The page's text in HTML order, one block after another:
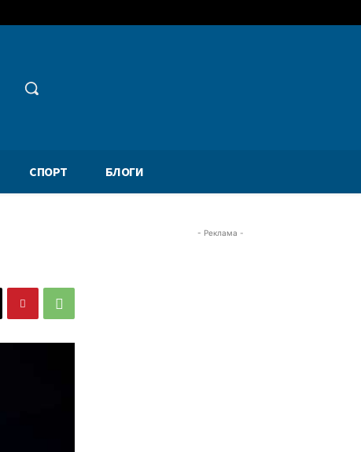
СПОРТ БЛОГИ
- Реклама -